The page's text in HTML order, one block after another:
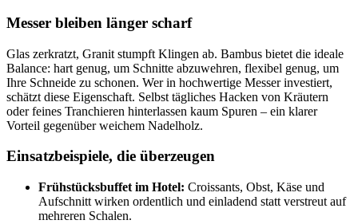
Messer bleiben länger scharf
Glas zerkratzt, Granit stumpft Klingen ab. Bambus bietet die ideale
Balance: hart genug, um Schnitte abzuwehren, flexibel genug, um
Ihre Schneide zu schonen. Wer in hochwertige Messer investiert,
schätzt diese Eigenschaft. Selbst tägliches Hacken von Kräutern
oder feines Tranchieren hinterlassen kaum Spuren – ein klarer
Vorteil gegenüber weichem Nadelholz.
Einsatzbeispiele, die überzeugen
Frühstücksbuffet im Hotel: Croissants, Obst, Käse und
Aufschnitt wirken ordentlich und einladend statt verstreut auf
mehreren Schalen.